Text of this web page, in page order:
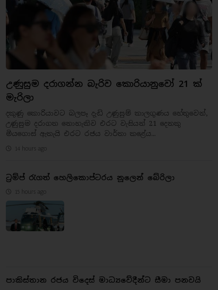
උණුසුම දරාගන්න බැරිව කොරියානුවෝ 21 ක්
මැරිලා
දකුණු කොරියාවට බලපෑ දැඩි උණුසුම් කාලගුණය හේතුවෙන්,
උණුසුම දරාගත නොහැකිව එරට වැසියන් 21 දෙනකු
මියගොස් ඇතැයි එරට රජය වාර්තා කළේය...
14 hours ago
ට්‍රම්ප් රැගත් හෙලිකොප්ටරය නූලෙන් බේරිලා
15 hours ago
පාකිස්තාන රජය විදෙස් මාධ්‍යවේදීන්ට සීමා පනවයි